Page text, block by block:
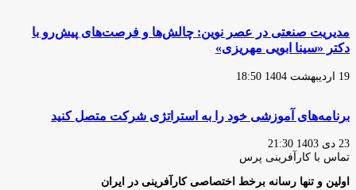
مدیریت صنعتی در عصر نوین: چالش‌ها و فرصت‌های پیش‌رو با
دکتر «سینا ابویی مهریزی»
19 اردیبهشت 1404 18:50
برنامه‌های آموزشی خود را به استراتژی شرکت متصل کنید
23 دی 1403 21:30
تماس با کارآفرینی پرس
اولین و تنها رسانه برخط اختصاصی کارآفرینی در ایران